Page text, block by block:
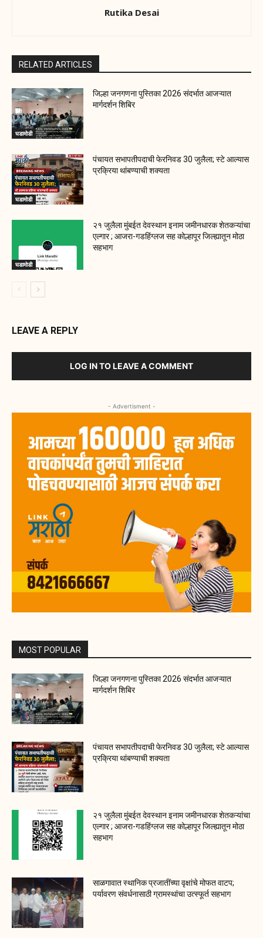
Rutika Desai
RELATED ARTICLES
घडामोडी
जिल्हा जनगणना पुस्तिका 2026 संदर्भात आजऱ्यात
मार्गदर्शन शिबिर
घडामोडी
पंचायत सभापतीपदाची फेरनिवड 30 जुलैला; स्टे आल्यास
प्रक्रिया थांबण्याची शक्यता
घडामोडी
२१ जुलैला मुंबईत देवस्थान इनाम जमीनधारक शेतकऱ्यांचा
एल्गार ; आजरा-गडहिंग्लज सह कोल्हापूर जिल्ह्यातून मोठा
सहभाग
LEAVE A REPLY
LOG IN TO LEAVE A COMMENT
- Advertisment -
MOST POPULAR
जिल्हा जनगणना पुस्तिका 2026 संदर्भात आजऱ्यात
मार्गदर्शन शिबिर
पंचायत सभापतीपदाची फेरनिवड 30 जुलैला; स्टे आल्यास
प्रक्रिया थांबण्याची शक्यता
२१ जुलैला मुंबईत देवस्थान इनाम जमीनधारक शेतकऱ्यांचा
एल्गार ; आजरा-गडहिंग्लज सह कोल्हापूर जिल्ह्यातून मोठा
सहभाग
साळगावात स्थानिक प्रजातींच्या वृक्षांचे मोफत वाटप;
पर्यावरण संवर्धनासाठी ग्रामस्थांचा उत्स्फूर्त सहभाग